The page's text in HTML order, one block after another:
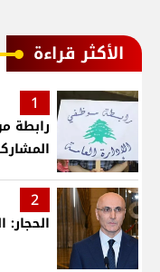
الأكثر قراءة
1
رابطة
2